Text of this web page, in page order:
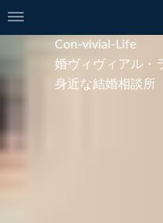
Con-vivial-Life
婚ヴィヴィアル・
身近な結婚相談所